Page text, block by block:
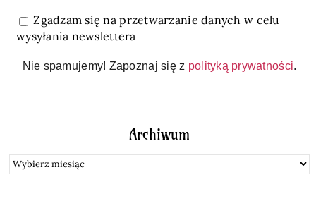
Zgadzam się na przetwarzanie danych w celu
wysyłania newslettera
Nie spamujemy! Zapoznaj się z polityką prywatności.
Archiwum
Archiwum